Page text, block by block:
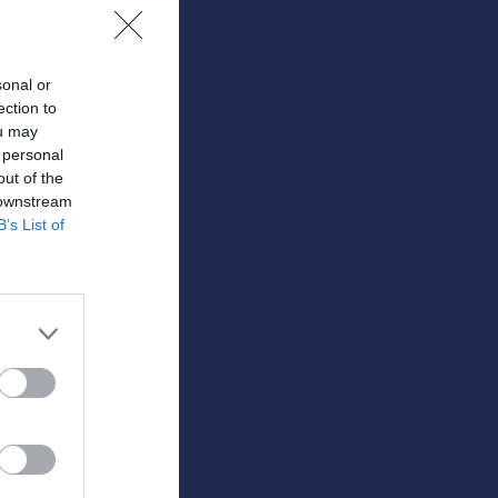
or
to
may
of the
List of